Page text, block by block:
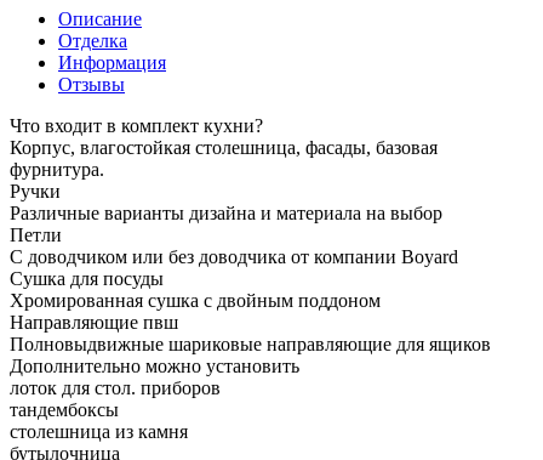
Описание
Отделка
Информация
Отзывы
Что входит в комплект кухни?
Корпус, влагостойкая столешница, фасады, базовая
фурнитура.
Ручки
Различные варианты дизайна и материала на выбор
Петли
С доводчиком или без доводчика от компании Boyard
Сушка для посуды
Хромированная сушка с двойным поддоном
Направляющие пвш
Полновыдвижные шариковые направляющие для ящиков
Дополнительно можно установить
лоток для стол. приборов
тандембоксы
столешница из камня
бутылочница